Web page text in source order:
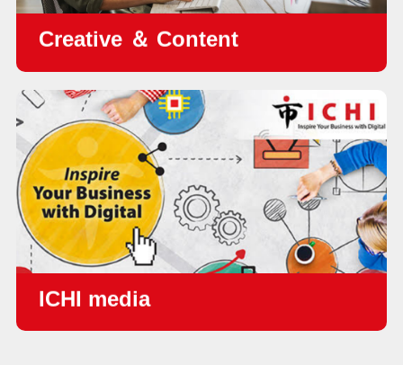
Creative ＆ Content
•
Blog Content
Facebook Content
•LinkedIn Content
•โฆษณาดิจิทัล
•แชร์เรื่องราวจากผู้ใช้จริง
ICHI media